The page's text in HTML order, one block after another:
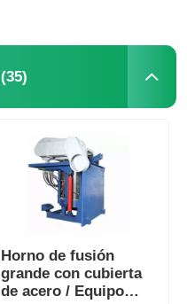
(35)
Horno de fusión
grande con cubierta
de acero / Equipo